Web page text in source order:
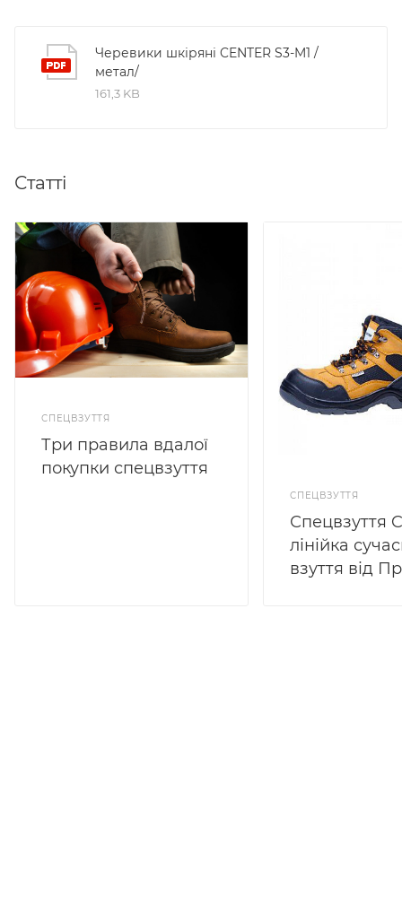
Черевики шкіряні CENTER S3-M1 /
метал/
161,3 KB
Статті
СПЕЦВЗУТТЯ
Три правила вдалої
покупки спецвзуття
СПЕЦВЗУТТЯ
Спецвзуття
лінійка
взуття від